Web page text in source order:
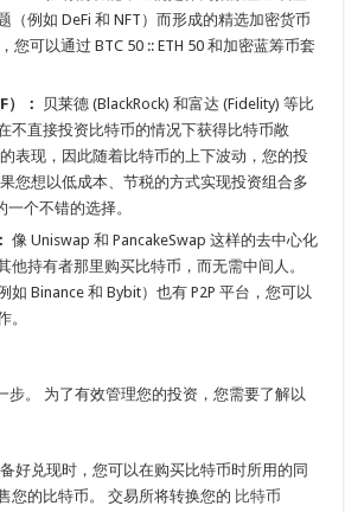
（例如 DeFi 和 NFT）而形成的精选加密货币
您可以通过 BTC 50 :: ETH 50 和加密蓝筹币套
）：
贝莱德 (BlackRock) 和富达 (Fidelity) 等比
不直接投资比特币的情况下获得比特币敞
表现，因此随着比特币的上下波动，您的投
您想以低成本、节税的方式实现投资组合多
一个不错的选择。
像 Uniswap 和 PancakeSwap 这样的去中心化
他持有者那里购买比特币，而无需中间人。
如 Binance 和 Bybit）也有 P2P 平台，您可以
。
步。 为了有效管理您的投资，您需要了解以
好兑现时，您可以在购买比特币时所用的同
您的比特币。 交易所将转换您的 比特币